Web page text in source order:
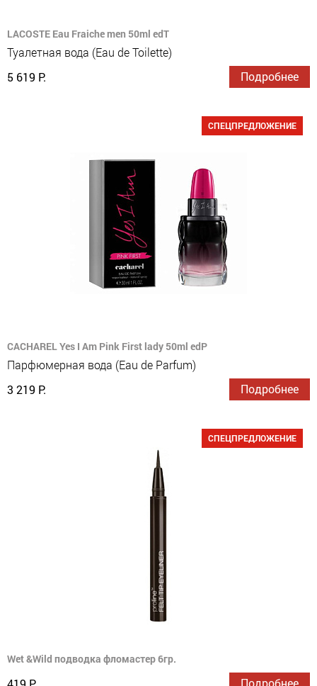
LACOSTE Eau Fraiche men 50ml edT
Туалетная вода (Eau de Toilette)
5 619 Р.
Подробнее
СПЕЦПРЕДЛОЖЕНИЕ
CACHAREL Yes I Am Pink First lady 50ml edP
Парфюмерная вода (Eau de Parfum)
3 219 Р.
Подробнее
СПЕЦПРЕДЛОЖЕНИЕ
Wet &Wild подводка фломастер 6гр.